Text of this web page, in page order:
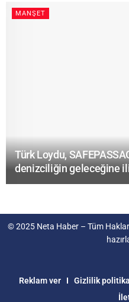
MANŞET
Türk Loydu,
denizciliğin geleceğine
© 2025 Neta Haber – Tüm
Reklam ver Gizlilik